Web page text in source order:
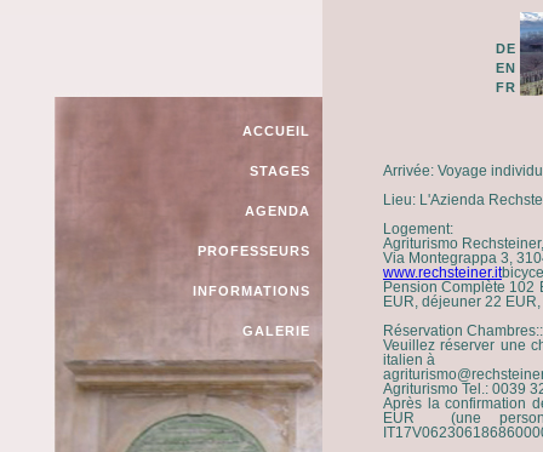
ACCUEIL
STAGES
AGENDA
PROFESSEURS
INFORMATIONS
GALERIE
DE
EN
FR
Arrivée: Voyage
Lieu: L'Azienda
Logement:
Agriturismo Rechsteiner,
Via Montegrappa 3,
www.rechsteiner.it
Pension Complète 102
EUR, déjeuner 22
Réservation Chambres:
Veuillez réserver une
italien à
Agriturismo Tel.: 0039
Après la confirmation
EUR (une